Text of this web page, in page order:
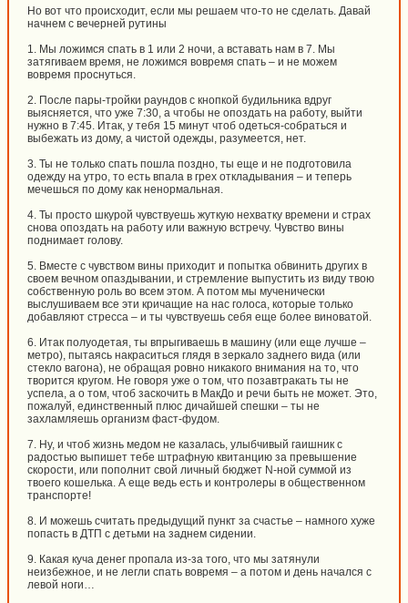
Но вот что происходит, если мы решаем что-то не сделать. Давай
начнем с вечерней рутины
1. Мы ложимся спать в 1 или 2 ночи, а вставать нам в 7. Мы
затягиваем время, не ложимся вовремя спать – и не можем
вовремя проснуться.
2. После пары-тройки раундов с кнопкой будильника вдруг
выясняется, что уже 7:30, а чтобы не опоздать на работу, выйти
нужно в 7:45. Итак, у тебя 15 минут чтоб одеться-собраться и
выбежать из дому, а чистой одежды, разумеется, нет.
3. Ты не только спать пошла поздно, ты еще и не подготовила
одежду на утро, то есть впала в грех откладывания – и теперь
мечешься по дому как ненормальная.
4. Ты просто шкурой чувствуешь жуткую нехватку времени и страх
снова опоздать на работу или важную встречу. Чувство вины
поднимает голову.
5. Вместе с чувством вины приходит и попытка обвинить других в
своем вечном опаздывании, и стремление выпустить из виду твою
собственную роль во всем этом. А потом мы мученически
выслушиваем все эти кричащие на нас голоса, которые только
добавляют стресса – и ты чувствуешь себя еще более виноватой.
6. Итак полуодетая, ты впрыгиваешь в машину (или еще лучше –
метро), пытаясь накраситься глядя в зеркало заднего вида (или
стекло вагона), не обращая ровно никакого внимания на то, что
творится кругом. Не говоря уже о том, что позавтракать ты не
успела, а о том, чтоб заскочить в МакДо и речи быть не может. Это,
пожалуй, единственный плюс дичайшей спешки – ты не
захламляешь организм фаст-фудом.
7. Ну, и чтоб жизнь медом не казалась, улыбчивый гаишник с
радостью выпишет тебе штрафную квитанцию за превышение
скорости, или пополнит свой личный бюджет N-ной суммой из
твоего кошелька. А еще ведь есть и контролеры в общественном
транспорте!
8. И можешь считать предыдущий пункт за счастье – намного хуже
попасть в ДТП с детьми на заднем сидении.
9. Какая куча денег пропала из-за того, что мы затянули
неизбежное, и не легли спать вовремя – а потом и день начался с
левой ноги…